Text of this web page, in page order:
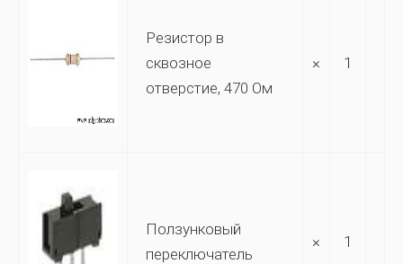
Резистор в
сквозное
отверстие, 470 Ом
× 1
Ползунковый
переключатель
× 1